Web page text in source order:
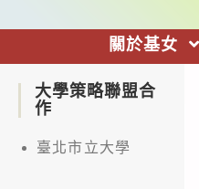
關於基女
大學策略聯盟合
作
臺北市立大學